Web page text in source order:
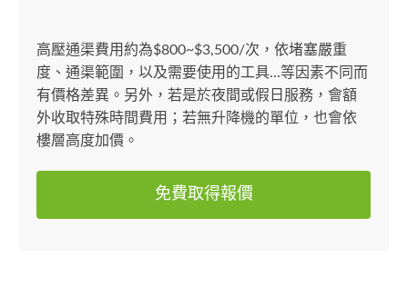
高壓通渠費用約為$800~$3,500/次，依堵塞嚴重
度、通渠範圍，以及需要使用的工具...等因素不同而
有價格差異。另外，若是於夜間或假日服務，會額
外收取特殊時間費用；若無升降機的單位，也會依
樓層高度加價。
免費取得報價